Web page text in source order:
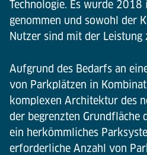
Technologie. Es wurde 2018
genommen und sowohl der
Nutzer sind mit der Leistung
Aufgrund des Bedarfs an
von Parkplätzen in
komplexen Architektur des
der begrenzten Grundfläche
ein herkömmliches
erforderliche Anzahl von